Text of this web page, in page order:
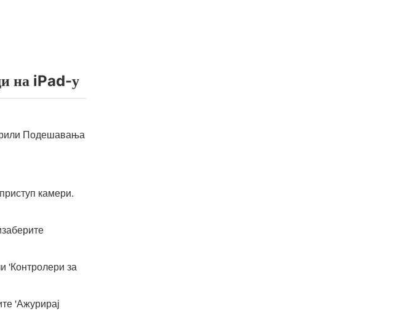
на iPad-у
Подешавања
камери.
'Контролери за
'Ажурирај